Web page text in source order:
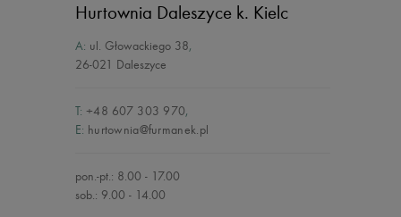
Hurtownia Daleszyce k. Kielc
A: ul. Głowackiego 38,
26-021 Daleszyce
T: +48 607 303 970,
E: hurtownia@furmanek.pl
pon.-pt.: 8.00 - 17.00
sob.: 9.00 - 14.00